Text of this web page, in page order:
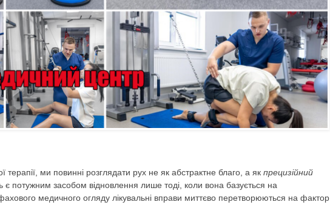
терапії, ми повинні розглядати рух не як абстрактне благо, а як прецизійний
є потужним засобом відновлення лише тоді, коли вона базується на
медичного огляду лікувальні вправи миттєво перетворюються на фактор